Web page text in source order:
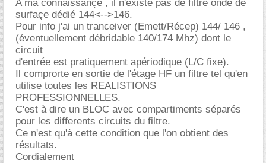
A ma connaissançe , il n'existe pas de filtre onde de
surfaçe dédié 144<-->146.
Pour info j'ai un tranceiver (Emett/Récep) 144/ 146 ,
(éventuellement débridable 140/174 Mhz) dont le
circuit
d'entrée est pratiquement apériodique (L/C fixe).
Il comprorte en sortie de l'étage HF un filtre tel qu'en
utilise toutes les REALISTIONS
PROFESSIONNELLES.
C'est à dire un BLOC avec compartiments séparés
pour les differents circuits du filtre.
Ce n'est qu'à cette condition que l'on obtient des
résultats.
Cordialement